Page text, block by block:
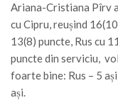
Ariana-Cristiana Pîrv
cu Cipru, reușind
13(8) puncte, Rus cu
puncte din serviciu,
foarte bine: Rus – 5
ași.